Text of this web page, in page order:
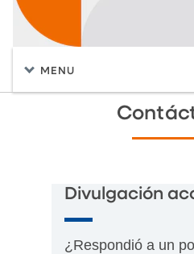
MENU
Divulgación
¿Respondió a un